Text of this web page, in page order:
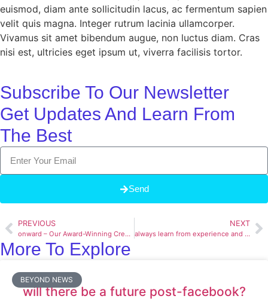
euismod, diam ante sollicitudin lacus, ac fermentum sapien
velit quis magna. Integer rutrum lacinia ullamcorper.
Vivamus sit amet bibendum augue, non luctus diam. Cras
nisi est, ultricies eget ipsum ut, viverra facilisis tortor.
Subscribe To Our Newsletter
Get Updates And Learn From
The Best
Send
PREVIOUS
onward – Our Award-Winning Creative Campaign
NEXT
always learn from experience and past mistakes
More To Explore
BEYOND NEWS
will there be a future post-facebook?